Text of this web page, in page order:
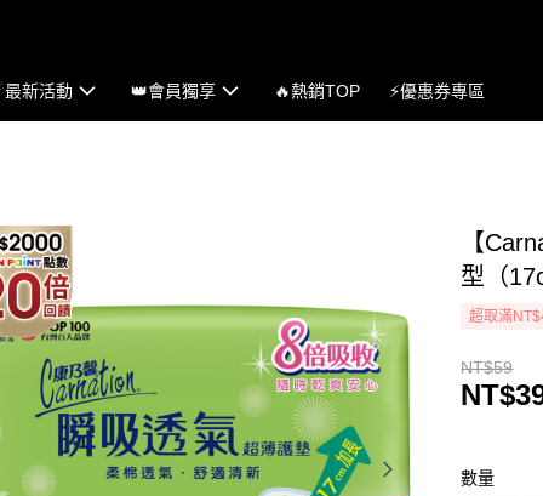
新活動 👑會員獨享 🔥熱銷TOP ⚡優惠券專區
【
型（
超取滿
NT$59
數量